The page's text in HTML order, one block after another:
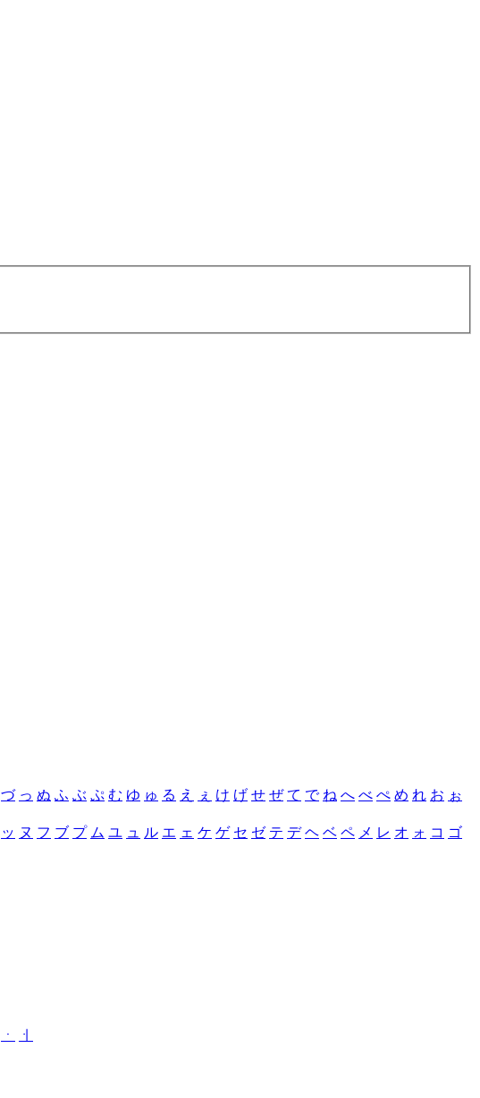
づ っ ぬ ふ ぶ ぷ む ゆ ゅ る え ぇ け げ せ ぜ て で ね へ べ ぺ め れ お ぉ
ッ ヌ フ ブ プ ム ユ ュ ル エ ェ ケ ゲ セ ゼ テ デ ヘ ベ ペ メ レ オ ォ コ ゴ
ㆍ
ㆎ